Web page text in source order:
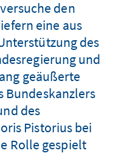
den
eine aus
des
und
geäußerte
Bundeskanzlers
des
Pistorius bei
Rolle gespielt